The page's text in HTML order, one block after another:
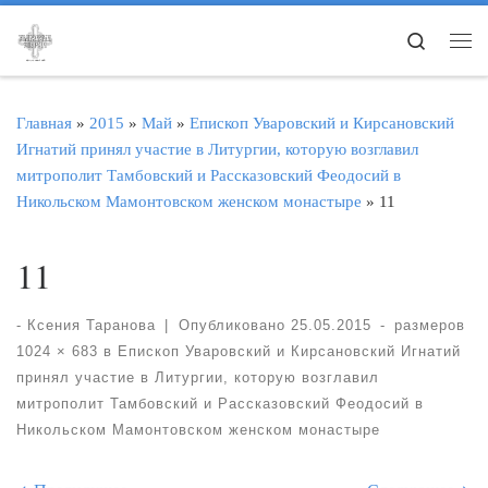
Перейти к содержимому
Search
Главная » 2015 » Май » Епископ Уваровский и Кирсановский
Игнатий принял участие в Литургии, которую возглавил
митрополит Тамбовский и Рассказовский Феодосий в
Никольском Мамонтовском женском монастыре » 11
11
- Ксения Таранова Опубликовано 25.05.2015 -
размеров
1024 × 683 в Епископ Уваровский и Кирсановский Игнатий
принял участие в Литургии, которую возглавил
митрополит Тамбовский и Рассказовский Феодосий в
Никольском Мамонтовском женском монастыре